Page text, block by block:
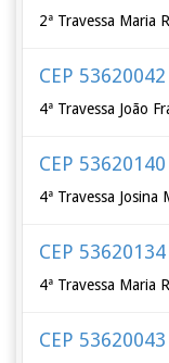
2ª Travessa Maria
CEP 53620042
4ª Travessa João
CEP 53620140
4ª Travessa Josina
CEP 53620134
4ª Travessa Maria
CEP 53620043